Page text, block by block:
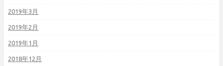
2019年3月
2019年2月
2019年1月
2018年12月